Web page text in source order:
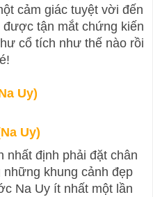
cảm giác tuyệt vời đến
tận mắt chứng kiến
cổ tích như thế nào rồi
Uy)
nhất định phải đặt chân
khung cảnh đẹp
Na Uy ít nhất một lần